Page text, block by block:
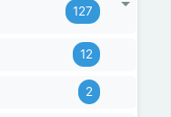
127
12
2